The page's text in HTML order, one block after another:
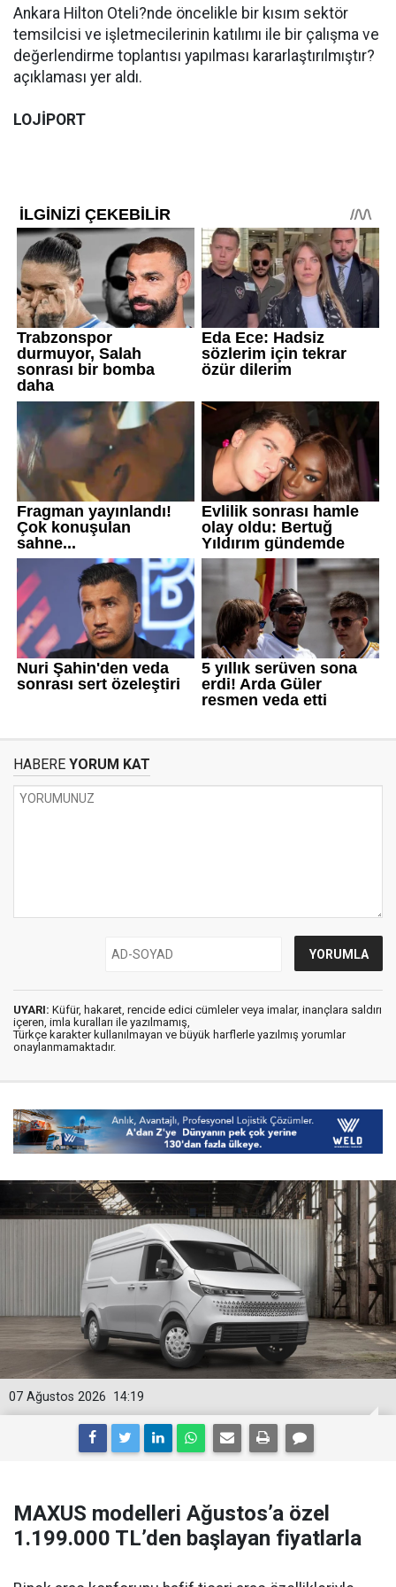
Ankara Hilton Oteli?nde öncelikle bir kısım sektör
temsilcisi ve işletmecilerinin katılımı ile bir çalışma ve
değerlendirme toplantısı yapılması kararlaştırılmıştır?
açıklaması yer aldı.
LOJİPORT
HABERE YORUM KAT
UYARI: Küfür, hakaret, rencide edici cümleler veya imalar, inançlara saldırı
içeren, imla kuralları ile yazılmamış,
Türkçe karakter kullanılmayan ve büyük harflerle yazılmış yorumlar
onaylanmamaktadır.
14:19
07 Ağustos 2026
MAXUS modelleri Ağustos’a özel
1.199.000 TL’den başlayan fiyatlarla